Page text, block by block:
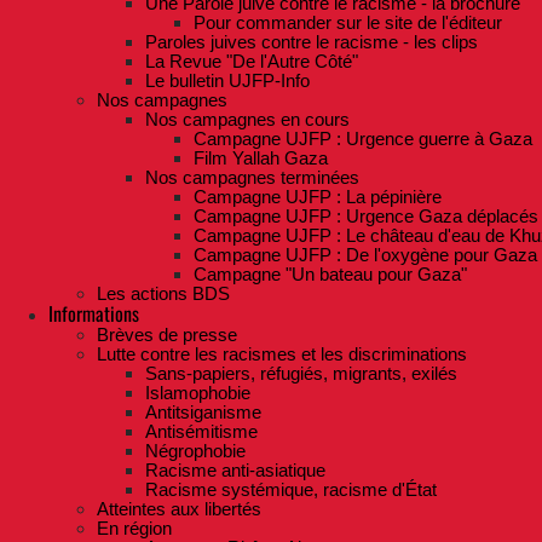
Pour commander sur le site de l'éditeur
Paroles juives contre le racisme - les clips
La Revue "De l'Autre Côté"
Le bulletin UJFP-Info
Nos campagnes
Nos campagnes en cours
Campagne UJFP : Urgence guerre à Gaza
Film Yallah Gaza
Nos campagnes terminées
Campagne UJFP : La pépinière
Campagne UJFP : Urgence Gaza déplacés
Campagne UJFP : Le château d'eau de
Campagne UJFP : De l'oxygène pour Gaza
Campagne "Un bateau pour Gaza"
Les actions BDS
Informations
Brèves de presse
Lutte contre les racismes et les discriminations
Sans-papiers, réfugiés, migrants, exilés
Islamophobie
Antitsiganisme
Antisémitisme
Négrophobie
Racisme anti-asiatique
Racisme systémique, racisme d'État
Atteintes aux libertés
En région